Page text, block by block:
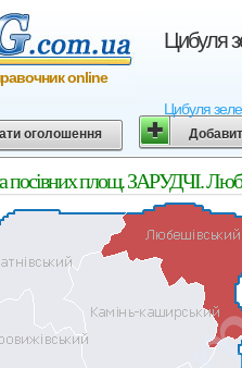
Цибуля
Цибуля
online
оголошення
посівних площ. ЗАРУДЧІ.